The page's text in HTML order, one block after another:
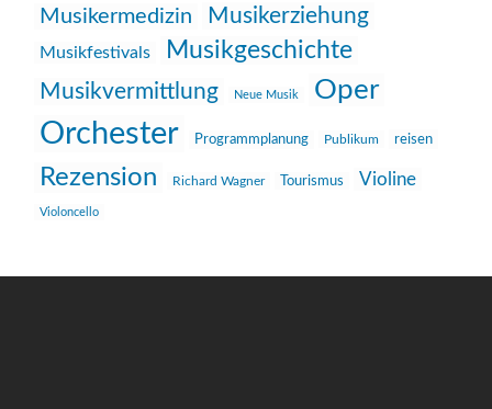
Musikermedizin Musikerziehung
Musikfestivals Musikgeschichte
Musikvermittlung Neue Musik Oper
Orchester Programmplanung Publikum reisen
Rezension Richard Wagner Tourismus Violine
Violoncello